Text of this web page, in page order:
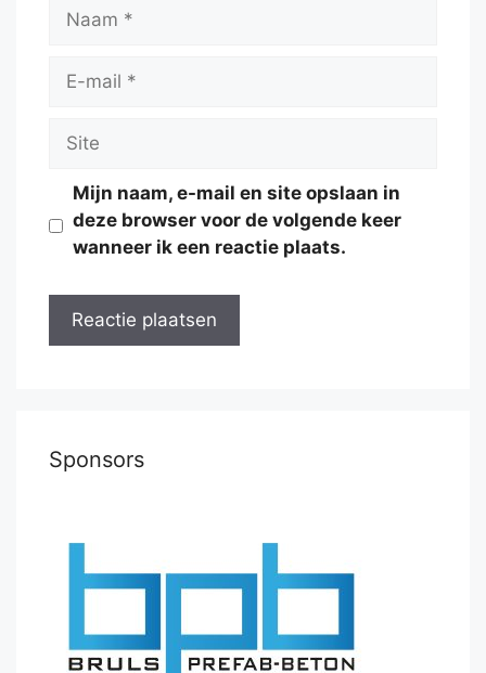
Naam
Site
Mijn naam, e-mail en site opslaan in
deze browser voor de volgende keer
wanneer ik een reactie plaats.
Sponsors